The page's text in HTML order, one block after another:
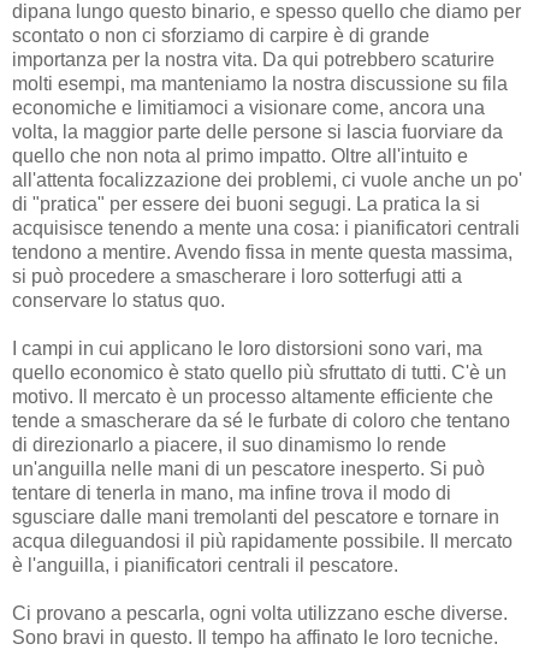
dipana lungo questo binario, e spesso quello che diamo per
scontato o non ci sforziamo di carpire è di grande
importanza per la nostra vita. Da qui potrebbero scaturire
molti esempi, ma manteniamo la nostra discussione su fila
economiche e limitiamoci a visionare come, ancora una
volta, la maggior parte delle persone si lascia fuorviare da
quello che non nota al primo impatto. Oltre all'intuito e
all'attenta focalizzazione dei problemi, ci vuole anche un po'
di "pratica" per essere dei buoni segugi. La pratica la si
acquisisce tenendo a mente una cosa: i pianificatori centrali
tendono a mentire. Avendo fissa in mente questa massima,
si può procedere a smascherare i loro sotterfugi atti a
conservare lo status quo.
I campi in cui applicano le loro distorsioni sono vari, ma
quello economico è stato quello più sfruttato di tutti. C'è un
motivo. Il mercato è un processo altamente efficiente che
tende a smascherare da sé le furbate di coloro che tentano
di direzionarlo a piacere, il suo dinamismo lo rende
un'anguilla nelle mani di un pescatore inesperto. Si può
tentare di tenerla in mano, ma infine trova il modo di
sgusciare dalle mani tremolanti del pescatore e tornare in
acqua dileguandosi il più rapidamente possibile. Il mercato
è l'anguilla, i pianificatori centrali il pescatore.
Ci provano a pescarla, ogni volta utilizzano esche diverse.
Sono bravi in questo. Il tempo ha affinato le loro tecniche.